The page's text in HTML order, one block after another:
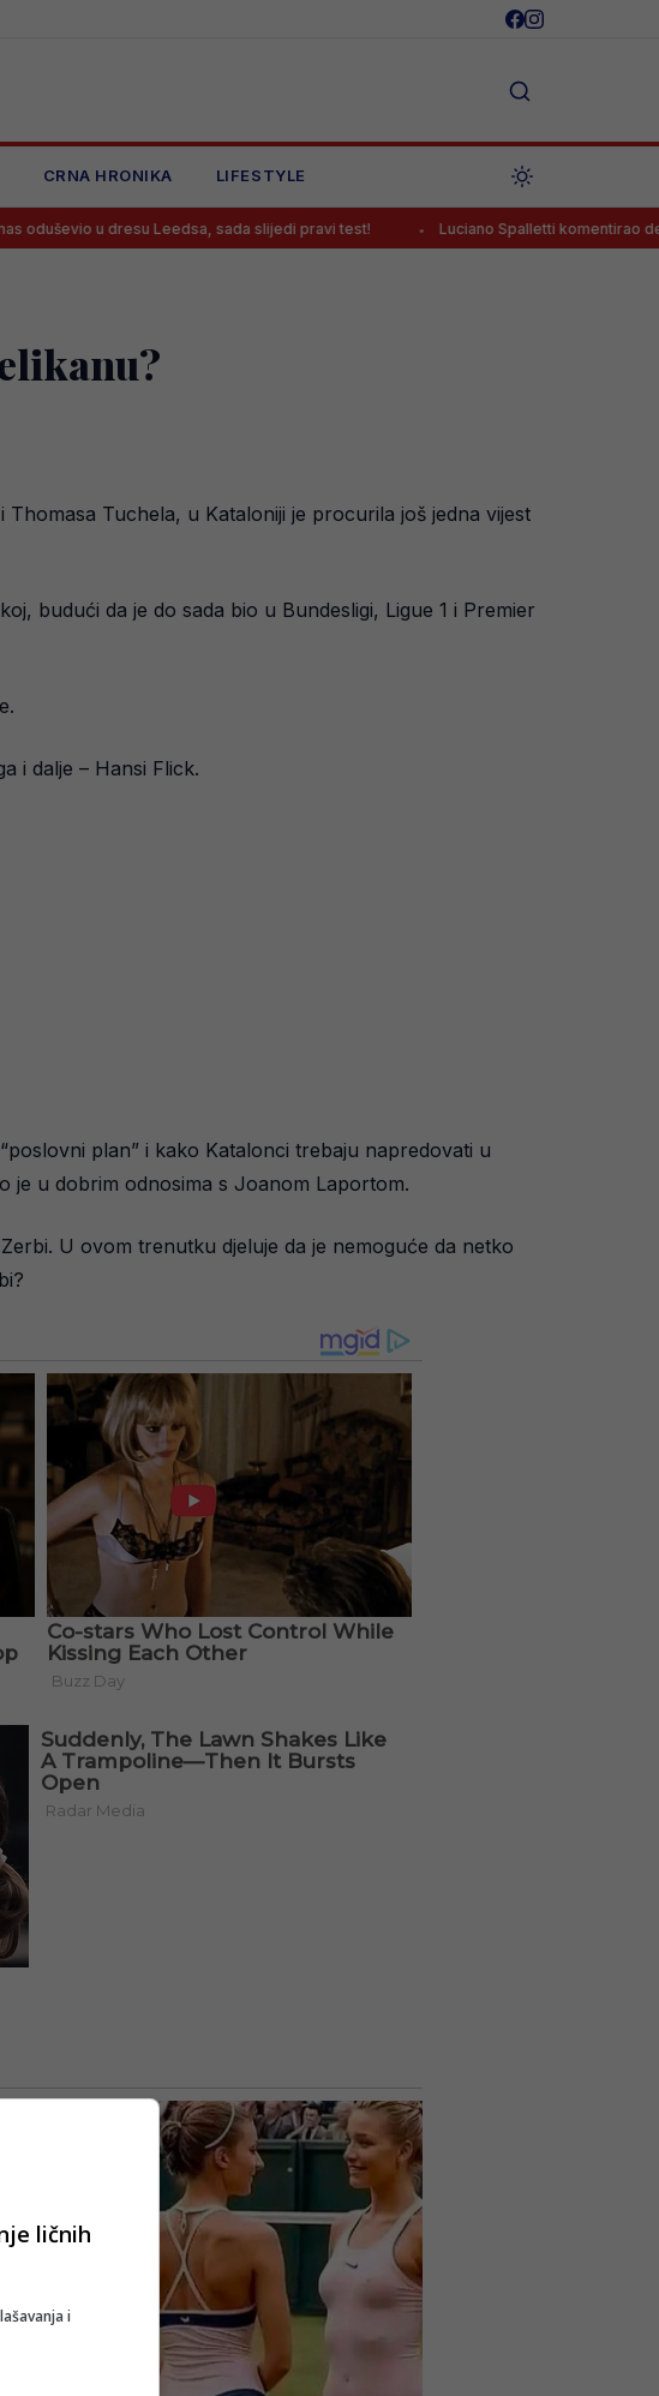
CRNA HRONIKA LIFESTYLE
Leedsa, sada slijedi pravi test! Luciano Spalletti komentirao debi
Tuchela, u Kataloniji je procurila još jedna vijest
budući da je do sada bio u Bundesligi, Ligue 1 i Premier
i dalje – Hansi Flick.
plan” i kako Katalonci trebaju napredovati u
je u dobrim odnosima s Joanom Laportom.
U ovom trenutku djeluje da je nemoguće da netko
ličnih
i